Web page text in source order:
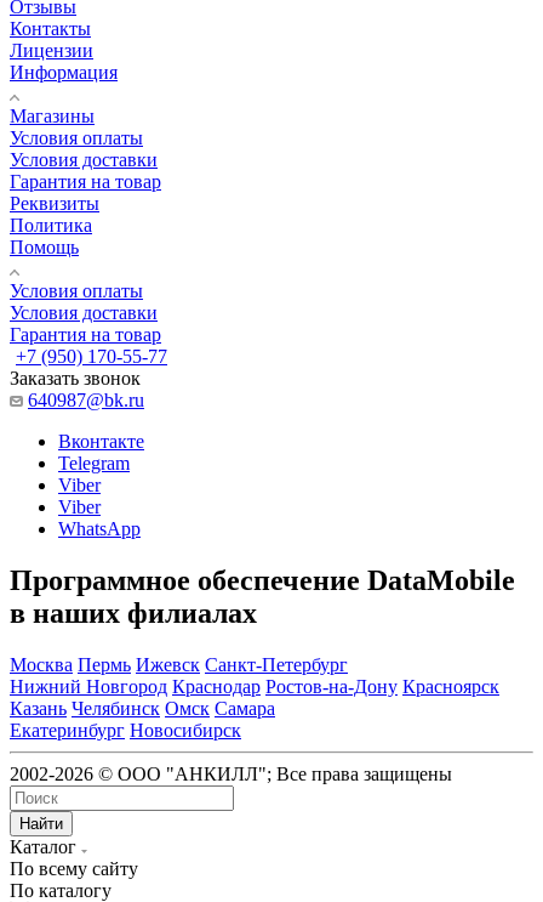
Отзывы
Контакты
Лицензии
Информация
Магазины
Условия оплаты
Условия доставки
Гарантия на товар
Реквизиты
Политика
Помощь
Условия оплаты
Условия доставки
Гарантия на товар
+7 (950) 170-55-77
Заказать звонок
640987@bk.ru
Вконтакте
Telegram
Viber
Viber
WhatsApp
Программное обеспечение DataMobile
в наших филиалах
Москва Пермь Ижевск Санкт-Петербург
Нижний Новгород Краснодар Ростов-на-Дону Красноярск
Казань Челябинск Омск Самара
Екатеринбург Новосибирск
2002-2026 © ООО "АНКИЛЛ"; Все права защищены
Найти
Каталог
По всему сайту
По каталогу